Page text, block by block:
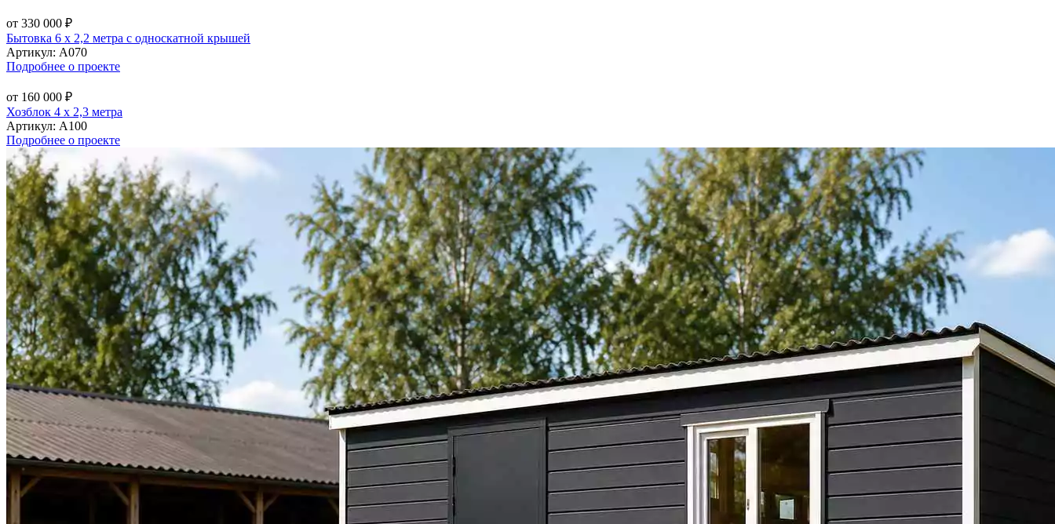
от 330 000 ₽
Бытовка 6 х 2,2 метра с односкатной крышей
Артикул: А070
Подробнее о проекте
от 160 000 ₽
Хозблок 4 х 2,3 метра
Артикул: А100
Подробнее о проекте